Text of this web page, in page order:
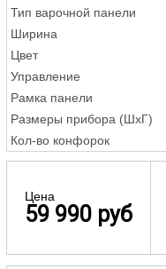
Тип варочной панели
Ширина
Цвет
Управление
Рамка панели
Размеры прибора (ШxГ)
Кол-во конфорок
Цена
59 990 руб